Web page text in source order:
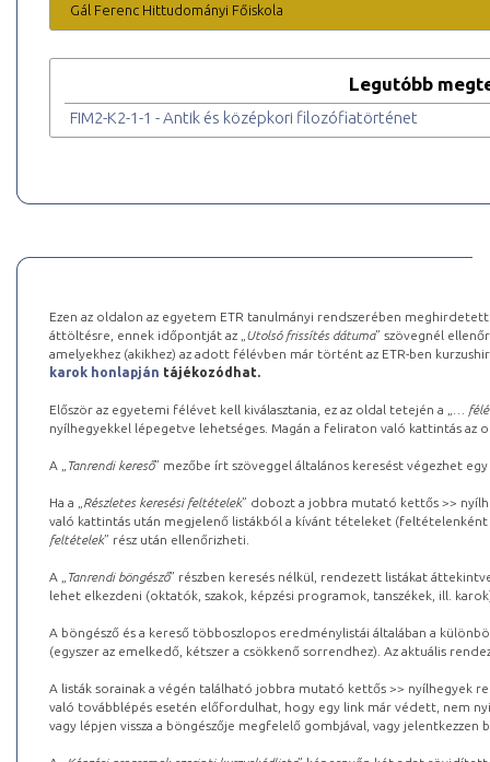
Gál Ferenc Hittudományi Főiskola
Legutóbb
FIM2-K2-1-1 - Antik és középkori filozófiatörténet
Ezen az oldalon az egyetem ETR tanulmányi rendszerében
áttöltésre, ennek időpontját az „ Utolsó frissítés dátuma” szövegnél
amelyekhez (akikhez) az adott félévben már történt az ETR-ben
karok honlapján tájékozódhat.
Először az egyetemi félévet kell kiválasztania, ez az oldal tetején a „
…
nyílhegyekkel lépegetve lehetséges. Magán a feliraton való kattintás az
A „ Tanrendi kereső” mezőbe írt szöveggel általános keresést végezhet
Ha a „ Részletes keresési feltételek” dobozt a jobbra mutató kettős >>
való kattintás után megjelenő listákból a kívánt tételeket (feltételenként
feltételek” rész után ellenőrizheti.
A „ Tanrendi böngésző” részben keresés nélkül, rendezett listákat
lehet elkezdeni (oktatók, szakok, képzési programok, tanszékek, ill.
A böngésző és a kereső többoszlopos eredménylistái általában a
(egyszer az emelkedő, kétszer a csökkenő sorrendhez). Az aktuális
A listák sorainak a végén található jobbra mutató kettős >> nyílhegyek
való továbblépés esetén előfordulhat, hogy egy link már védett, nem
vagy lépjen vissza a böngészője megfelelő gombjával, vagy